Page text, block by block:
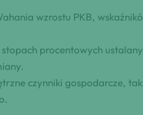
wzrostu PKB,
procentowych
czynniki gospodarcze,